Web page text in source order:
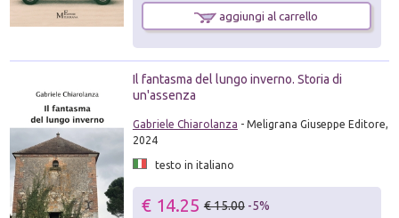
aggiungi al carrello
Il fantasma del lungo inverno. Storia di
un'assenza
Gabriele Chiarolanza - Meligrana Giuseppe Editore,
2024
testo in italiano
€ 14.25 € 15.00 -5%